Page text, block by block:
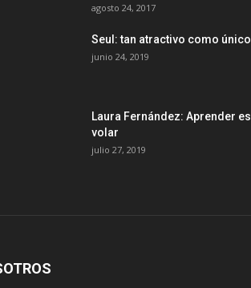
agosto 24, 2017
Seul: tan atractivo como único
junio 24, 2019
Laura Fernández: Aprender es
volar
julio 27, 2019